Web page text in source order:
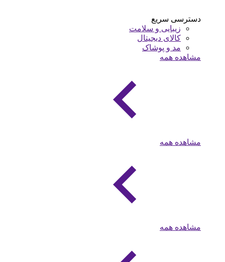
دسترسی سریع
زیبایی و سلامت
کالای دیجیتال
مد و پوشاک
مشاهده همه
مشاهده همه
مشاهده همه